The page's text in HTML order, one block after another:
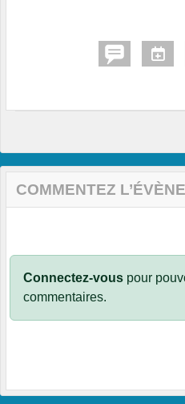
COMMENTEZ
Connectez-vous pour
commentaires.